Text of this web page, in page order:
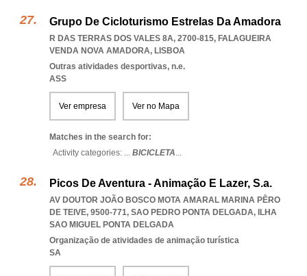
Grupo De Cicloturismo Estrelas Da Amadora
R DAS TERRAS DOS VALES 8A, 2700-815, FALAGUEIRA
VENDA NOVA AMADORA, LISBOA
Outras atividades desportivas, n.e.
ASS
Ver empresa Ver no Mapa
Matches in the search for:
Activity categories: ... BICICLETA...
Picos De Aventura - Animação E Lazer, S.a.
AV DOUTOR JOÃO BOSCO MOTA AMARAL MARINA PÊRO
DE TEIVE, 9500-771, SAO PEDRO PONTA DELGADA, ILHA
SAO MIGUEL PONTA DELGADA
Organização de atividades de animação turística
SA